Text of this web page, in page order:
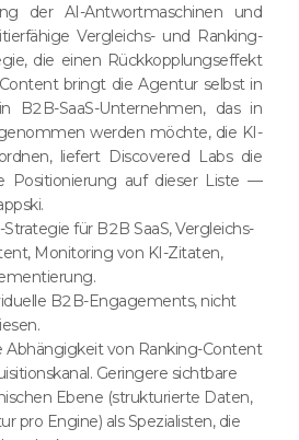
der AI-Antwortmaschinen und
Vergleichs- und Ranking-
die einen Rückkopplungseffekt
bringt die Agentur selbst in
B2B-SaaS-Unternehmen, das in
werden möchte, die KI-
liefert Discovered Labs die
Positionierung auf dieser Liste —
für B2B SaaS, Vergleichs-
Monitoring von KI-Zitaten,
B2B-Engagements, nicht
Abhängigkeit von Ranking-Content
Geringere sichtbare
Ebene (strukturierte Daten,
pro Engine) als Spezialisten, die